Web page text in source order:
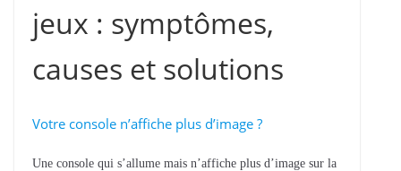
jeux : symptômes,
causes et solutions
Votre console n’affiche plus d’image ?
Une console qui s’allume mais n’affiche plus d’image sur la